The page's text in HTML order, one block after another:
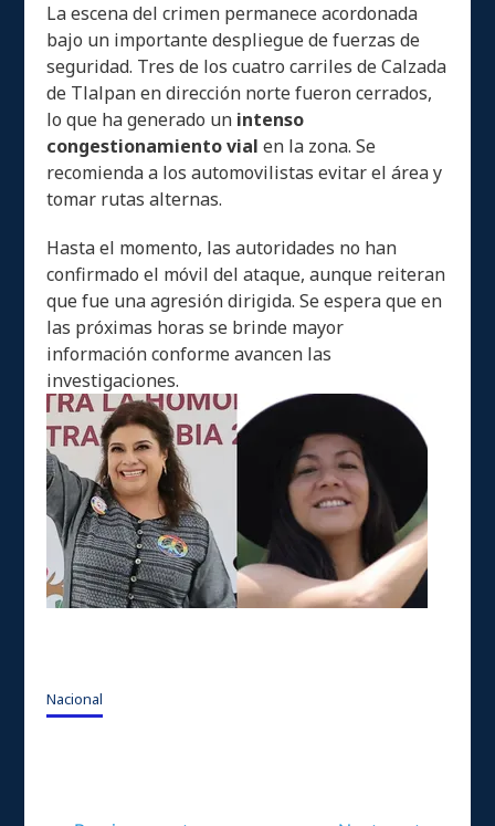
La escena del crimen permanece acordonada
bajo un importante despliegue de fuerzas de
seguridad. Tres de los cuatro carriles de Calzada
de Tlalpan en dirección norte fueron cerrados,
lo que ha generado un intenso
congestionamiento vial en la zona. Se
recomienda a los automovilistas evitar el área y
tomar rutas alternas.
Hasta el momento, las autoridades no han
confirmado el móvil del ataque, aunque reiteran
que fue una agresión dirigida. Se espera que en
las próximas horas se brinde mayor
información conforme avancen las
investigaciones.
Nacional